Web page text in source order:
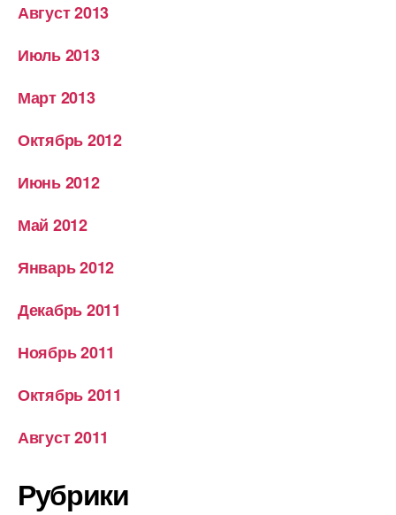
Август 2013
Июль 2013
Март 2013
Октябрь 2012
Июнь 2012
Май 2012
Январь 2012
Декабрь 2011
Ноябрь 2011
Октябрь 2011
Август 2011
Рубрики